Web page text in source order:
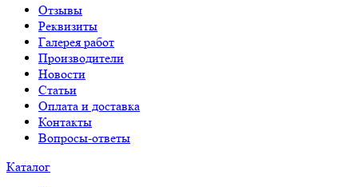
Отзывы
Реквизиты
Галерея работ
Производители
Новости
Статьи
Оплата и доставка
Контакты
Вопросы-ответы
Каталог